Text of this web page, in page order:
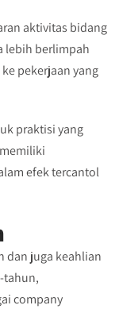
aktivitas bidang
lebih berlimpah
pekerjaan yang
praktisi yang
efek tercantol
dan juga keahlian
tahun,
company